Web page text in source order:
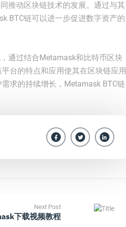
推动区块链技术的发展。通过与其
BTC链可以进一步促进数字资产的
通过结合Metamask和比特币区块
台的特点和应用使其在区块链应用
求的持续增长，Metamask BTC链
Next Post
下载视频教程